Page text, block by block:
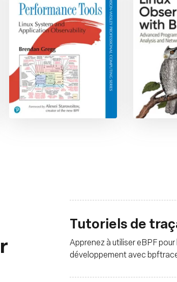
Tutoriels de
Apprenez à utiliser eBPF
développement avec